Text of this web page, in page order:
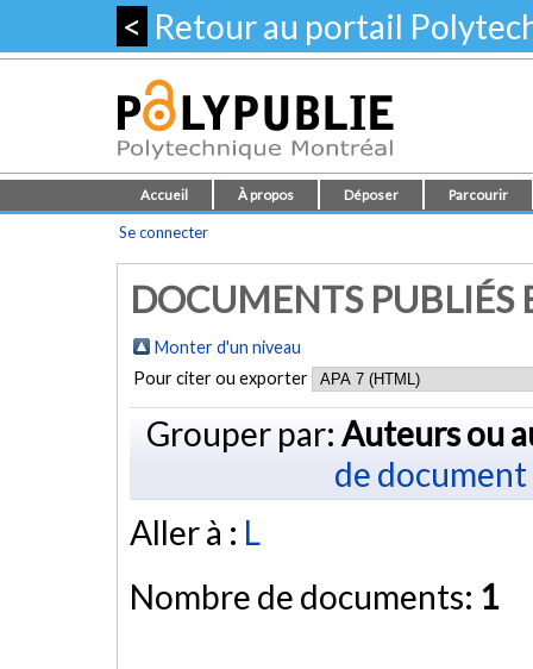
< Retour au portail
Accueil À propos Déposer Parcourir
Se connecter
DOCUMENTS PUBLIÉS
Monter d'un niveau
Pour citer ou exporter
Grouper par: Auteurs ou
de document
Aller à : L
Nombre de documents: 1